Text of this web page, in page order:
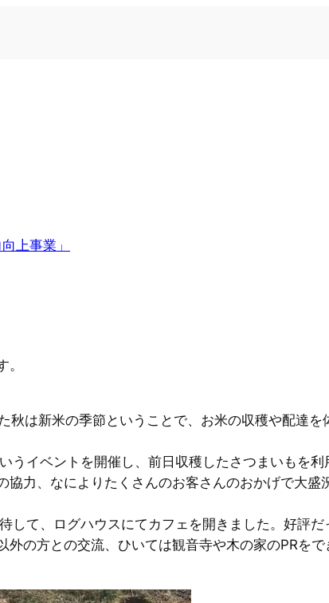
上事業」
は新米の季節ということで、お米の収穫や配達を
イベントを開催し、前日収穫したさつまいもを
力、なによりたくさんのお客さんのおかげで大盛
して、ログハウスにてカフェを開きました。好評
の方との交流、ひいては観音寺や木の家のPRをで